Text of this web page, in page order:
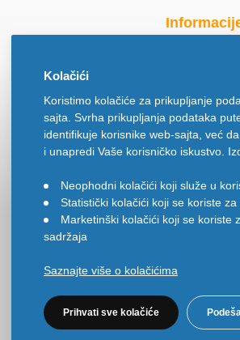
Način
Načini
Politika
Uslovi
Ugovor na
Kolačići
Koristimo kolačiće za prikupljanje
sajta. Svrha prikupljanja podataka
identifikuje korisnike web-sajta, već
i unapredi Vaše korisničko iskustvo.
•
Neophodni kolačići koji služe u
•
Statistički kolačići koji se koriste
•
Marketinški kolačići koji se koriste
sadržaja
Saznajte više o kolačićima
Prihvati sve kolačiće